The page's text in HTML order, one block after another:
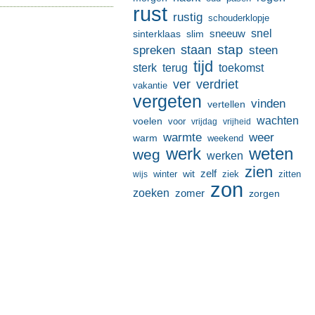
rust rustig schouderklopje
sinterklaas slim sneeuw snel
spreken staan stap steen
sterk terug tijd toekomst
vakantie ver verdriet
vergeten vertellen vinden
voelen voor vrijdag vrijheid wachten
warm warmte weekend weer
weg werk werken weten
wijs winter wit zelf ziek zien zitten
zoeken zomer zon zorgen